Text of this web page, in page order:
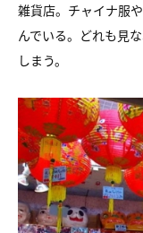
雑貨店。チャイナ服
んでいる。どれも見
しまう。